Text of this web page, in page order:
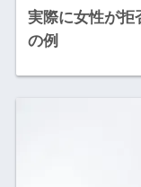
実際に女性が拒
の例